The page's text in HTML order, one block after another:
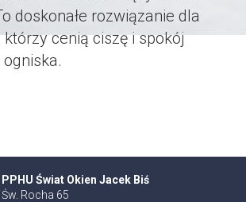
doskonałe rozwiązanie dla
cenią ciszę i spokój
PPHU Świat Okien Jacek Biś
Św. Rocha 65